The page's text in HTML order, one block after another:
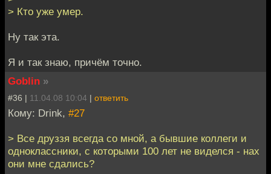
> Кто уже умер.
Ну так эта.
Я и так знаю, причём точно.
Goblin »
#36 | 11.04.08 10:04 | ответить
Кому: Drink, #27
> Все друззя всегда со мной, а бывшие коллеги и
одноклассники, с которыми 100 лет не виделся - нах
они мне сдались?